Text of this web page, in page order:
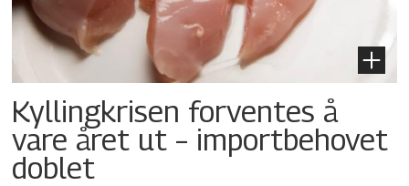
Kyllingkrisen forventes å
vare året ut – importbehovet
doblet